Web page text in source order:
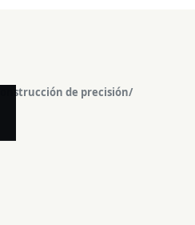
Construcción de precisión/